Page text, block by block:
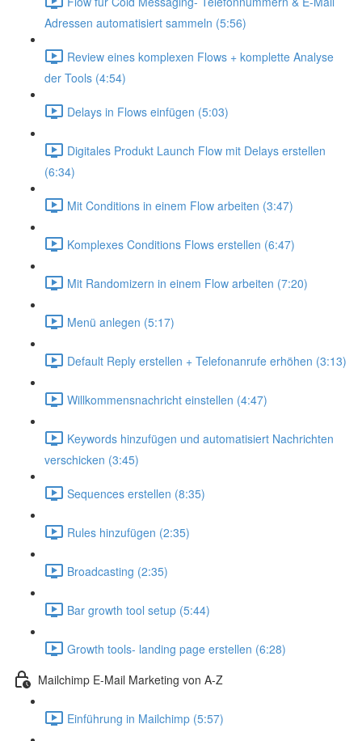
Adressen automatisiert sammeln (5:56)
Review eines komplexen Flows + komplette Analyse
der Tools (4:54)
Delays in Flows einfügen (5:03)
Digitales Produkt Launch Flow mit Delays erstellen
(6:34)
Mit Conditions in einem Flow arbeiten (3:47)
Komplexes Conditions Flows erstellen (6:47)
Mit Randomizern in einem Flow arbeiten (7:20)
Menü anlegen (5:17)
Default Reply erstellen + Telefonanrufe erhöhen (3:13)
Willkommensnachricht einstellen (4:47)
Keywords hinzufügen und automatisiert Nachrichten
verschicken (3:45)
Sequences erstellen (8:35)
Rules hinzufügen (2:35)
Broadcasting (2:35)
Bar growth tool setup (5:44)
Growth tools- landing page erstellen (6:28)
Mailchimp E-Mail Marketing von A-Z
Einführung in Mailchimp (5:57)